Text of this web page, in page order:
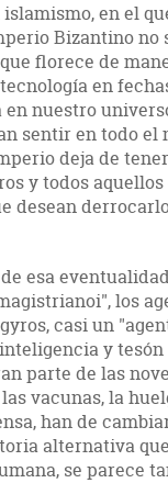
en el
Bizantino no
florece de
en
nuestro
sentir en todo el
deja de
y todos
desean
esa
los
casi un
y
parte de las
vacunas, la
han de
alternativa
se parece